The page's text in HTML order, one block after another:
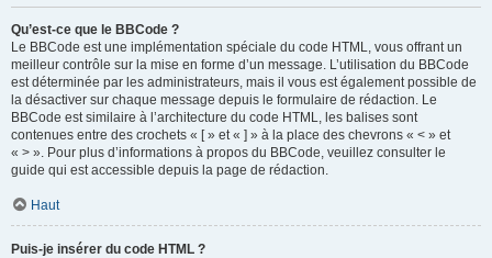
Qu’est-ce que le BBCode ?
Le BBCode est une implémentation spéciale du code HTML, vous offrant un
meilleur contrôle sur la mise en forme d’un message. L’utilisation du BBCode
est déterminée par les administrateurs, mais il vous est également possible de
la désactiver sur chaque message depuis le formulaire de rédaction. Le
BBCode est similaire à l’architecture du code HTML, les balises sont
contenues entre des crochets « [ » et « ] » à la place des chevrons « < » et
« > ». Pour plus d’informations à propos du BBCode, veuillez consulter le
guide qui est accessible depuis la page de rédaction.
Haut
Puis-je insérer du code HTML ?